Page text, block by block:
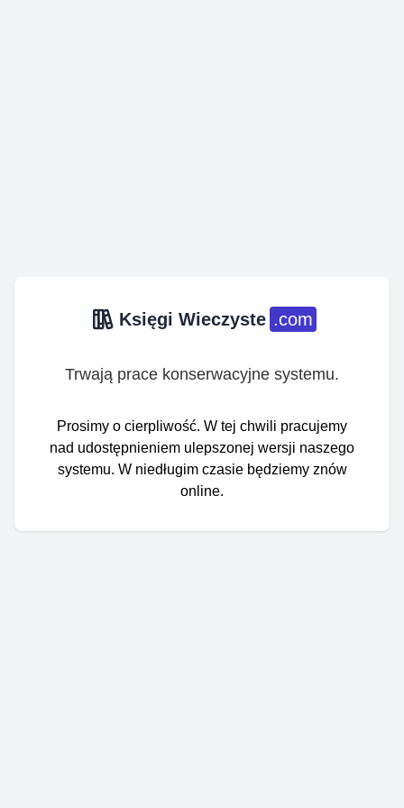
Księgi Wieczyste .com
Trwają prace konserwacyjne systemu.
Prosimy o cierpliwość. W tej chwili pracujemy
nad udostępnieniem ulepszonej wersji naszego
systemu. W niedługim czasie będziemy znów
online.